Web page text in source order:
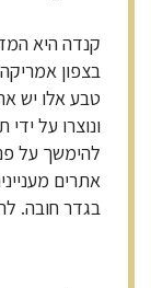
קנדה היא
בצפון
טבע אלו יש
ונוצרו על
להימשך על
אתרים
בגדר חובה.